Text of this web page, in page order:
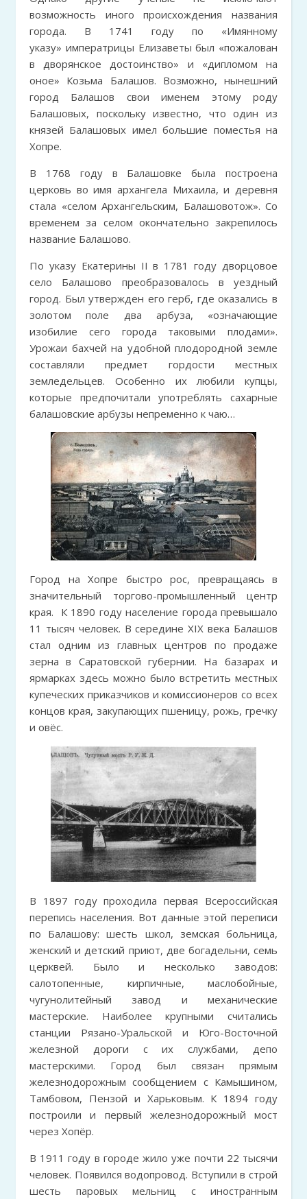
возможность иного происхождения названия
города. В 1741 году по «Имянному
указу» императрицы Елизаветы был «пожалован
в дворянское достоинство» и «дипломом на
оное» Козьма Балашов. Возможно, нынешний
город Балашов свои именем этому роду
Балашовых, поскольку известно, что один из
князей Балашовых имел большие поместья на
Хопре.
В 1768 году в Балашовке была построена
церковь во имя архангела Михаила, и деревня
стала «селом Архангельским, Балашовотож». Со
временем за селом окончательно закрепилось
название Балашово.
По указу Екатерины II в 1781 году дворцовое
село Балашово преобразовалось в уездный
город. Был утвержден его герб, где оказались в
золотом поле два арбуза, «означающие
изобилие сего города таковыми плодами».
Урожаи бахчей на удобной плодородной земле
составляли предмет гордости местных
земледельцев. Особенно их любили купцы,
которые предпочитали употреблять сахарные
балашовские арбузы непременно к чаю…
Город на Хопре быстро рос, превращаясь в
значительный торгово-промышленный центр
края. К 1890 году население города превышало
11 тысяч человек. В середине XIX века Балашов
стал одним из главных центров по продаже
зерна в Саратовской губернии. На базарах и
ярмарках здесь можно было встретить местных
купеческих приказчиков и комиссионеров со всех
концов края, закупающих пшеницу, рожь, гречку
и овёс.
В 1897 году проходила первая Всероссийская
перепись населения. Вот данные этой переписи
по Балашову: шесть школ, земская больница,
женский и детский приют, две богадельни, семь
церквей. Было и несколько заводов:
салотопенные, кирпичные, маслобойные,
чугунолитейный завод и механические
мастерские. Наиболее крупными считались
станции Рязано-Уральской и Юго-Восточной
железной дороги с их службами, депо
мастерскими. Город был связан прямым
железнодорожным сообщением с Камышином,
Тамбовом, Пензой и Харьковым. К 1894 году
построили и первый железнодорожный мост
через Хопёр.
В 1911 году в городе жило уже почти 22 тысячи
человек. Появился водопровод. Вступили в строй
шесть паровых мельниц с иностранным